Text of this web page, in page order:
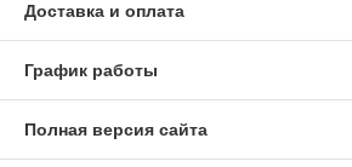
Доставка и оплата
График работы
Полная версия сайта